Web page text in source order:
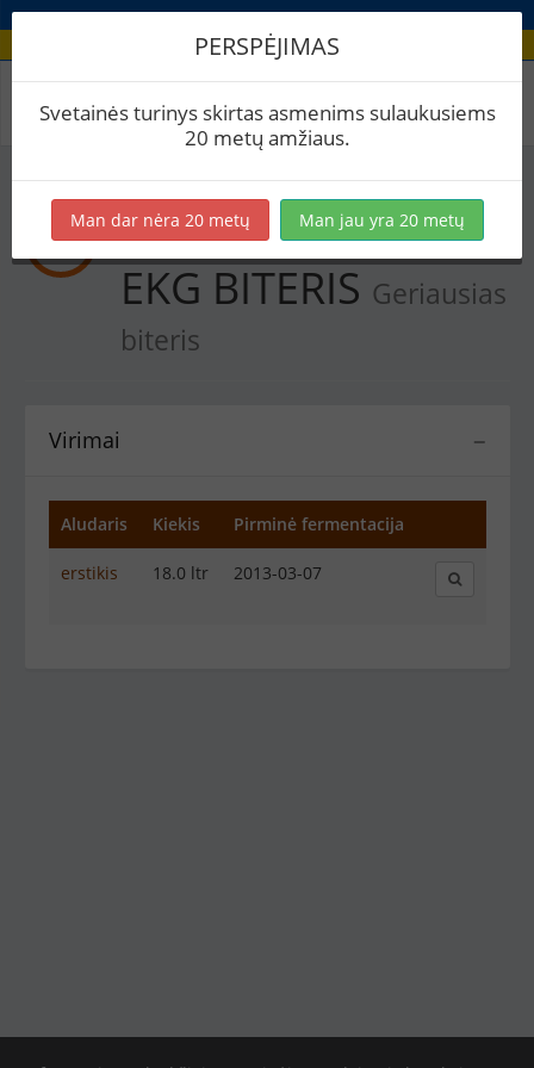
Recepto virimai
Erstikio ADMIROLO
EKG BITERIS Geriausias
biteris
−
Virimai
Aludaris Kiekis Pirminė fermentacija
erstikis 18.0 ltr 2013-03-07
PERSPĖJIMAS
Svetainės turinys skirtas asmenims sulaukusiems
20 metų amžiaus.
Man dar nėra 20 metų Man jau yra 20 metų